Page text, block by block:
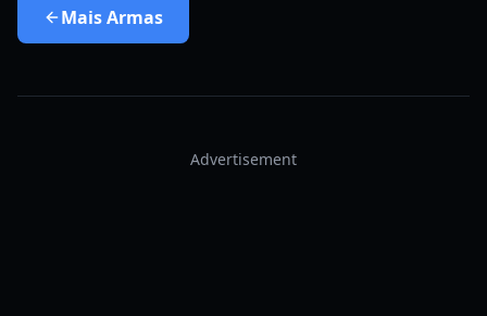
MaisArmas
Advertisement